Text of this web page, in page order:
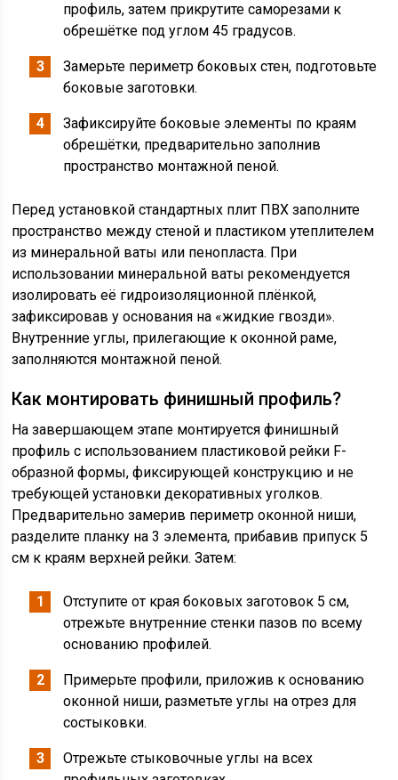
профиль, затем прикрутите саморезами к
обрешётке под углом 45 градусов.
Замерьте периметр боковых стен, подготовьте
боковые заготовки.
Зафиксируйте боковые элементы по краям
обрешётки, предварительно заполнив
пространство монтажной пеной.
Перед установкой стандартных плит ПВХ заполните
пространство между стеной и пластиком утеплителем
из минеральной ваты или пенопласта. При
использовании минеральной ваты рекомендуется
изолировать её гидроизоляционной плёнкой,
зафиксировав у основания на «жидкие гвозди».
Внутренние углы, прилегающие к оконной раме,
заполняются монтажной пеной.
Как монтировать финишный профиль?
На завершающем этапе монтируется финишный
профиль с использованием пластиковой рейки F-
образной формы, фиксирующей конструкцию и не
требующей установки декоративных уголков.
Предварительно замерив периметр оконной ниши,
разделите планку на 3 элемента, прибавив припуск 5
см к краям верхней рейки. Затем:
Отступите от края боковых заготовок 5 см,
отрежьте внутренние стенки пазов по всему
основанию профилей.
Примерьте профили, приложив к основанию
оконной ниши, разметьте углы на отрез для
состыковки.
Отрежьте стыковочные углы на всех